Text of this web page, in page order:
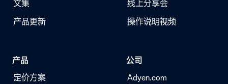
文集
产品更新
线上分享会
操作说明视频
产品
定价方案
公司
Adyen.com